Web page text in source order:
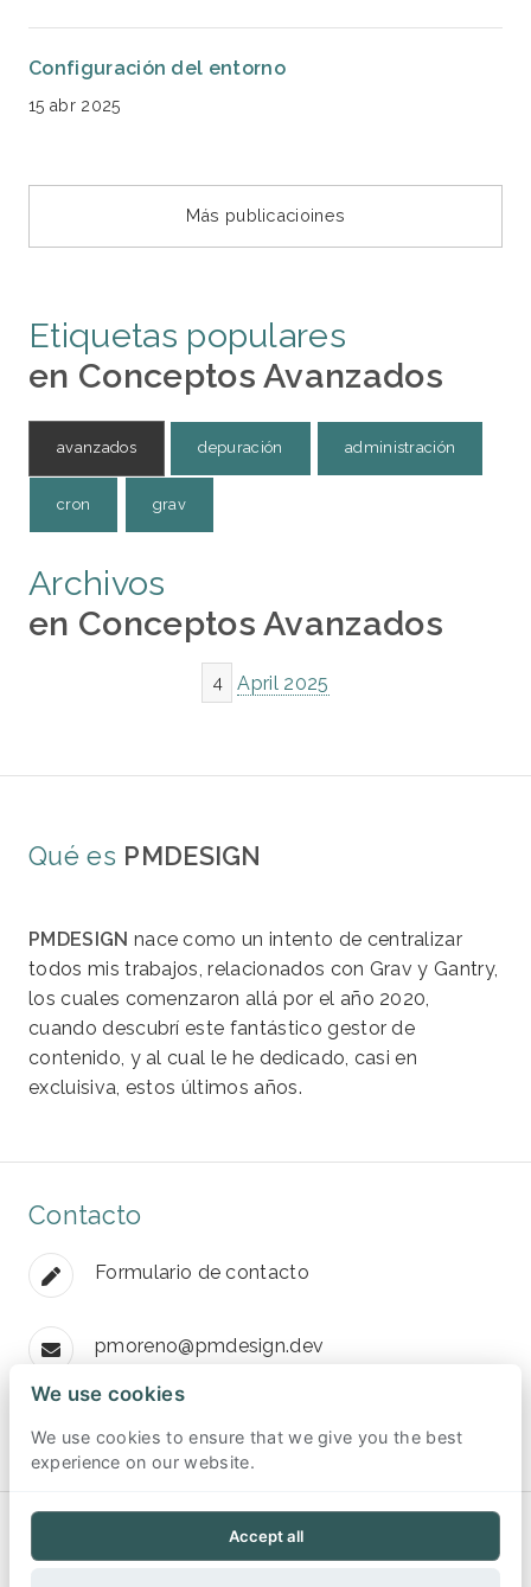
Configuración del entorno
15 abr 2025
Más publicacioines
Etiquetas populares
en Conceptos Avanzados
avanzados depuración administración
cron grav
Archivos
en Conceptos Avanzados
4 April 2025
Qué es PMDESIGN
PMDESIGN nace como un intento de centralizar
todos mis trabajos, relacionados con Grav y Gantry,
los cuales comenzaron allá por el año 2020,
cuando descubrí este fantástico gestor de
contenido, y al cual le he dedicado, casi en
excluisiva, estos últimos años.
Contacto
Formulario de contacto
pmoreno@pmdesign.dev
. Todos los derechos reservados.
We use cookies
We use cookies to ensure that we give you the best
experience on our website.
Accept all